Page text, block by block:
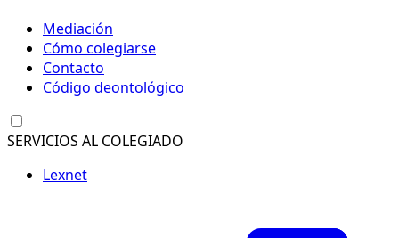
Mediación
Cómo colegiarse
Contacto
Código deontológico
SERVICIOS AL COLEGIADO
Lexnet